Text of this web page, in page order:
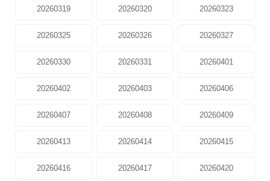
20260319 20260320 20260323
20260325 20260326 20260327
20260330 20260331 20260401
20260402 20260403 20260406
20260407 20260408 20260409
20260413 20260414 20260415
20260416 20260417 20260420